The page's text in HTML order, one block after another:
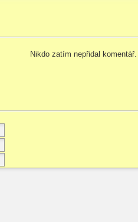
Nikdo zatím nepřidal komentář.